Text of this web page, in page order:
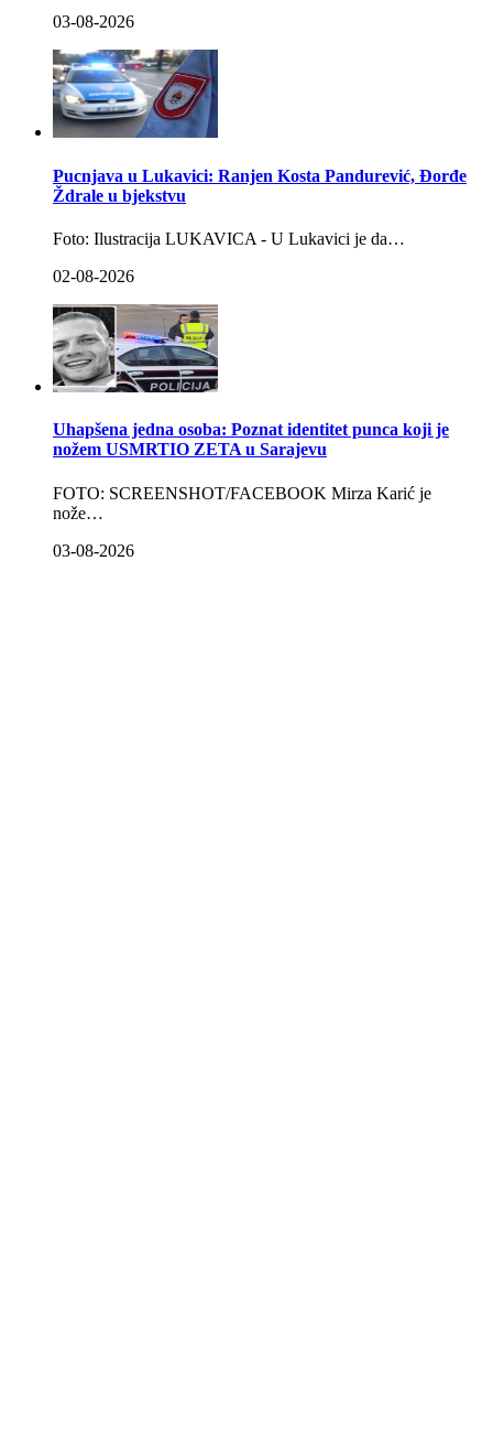
03-08-2026
Pucnjava u Lukavici: Ranjen Kosta Pandurević, Đorđe
Ždrale u bjekstvu
Foto: Ilustracija LUKAVICA - U Lukavici je da…
02-08-2026
Uhapšena jedna osoba: Poznat identitet punca koji je
nožem USMRTIO ZETA u Sarajevu
FOTO: SCREENSHOT/FACEBOOK Mirza Karić je
nože…
03-08-2026